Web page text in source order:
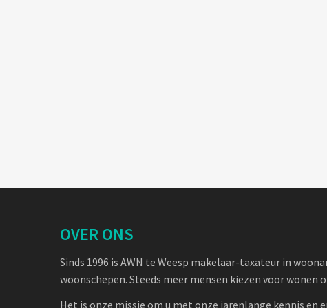
OVER ONS
Sinds 1996 is AWN te Weesp makelaar-taxateur in
woonschepen. Steeds meer mensen kiezen voor wonen
Het is onze missie om u met onze jarenlange kennis en